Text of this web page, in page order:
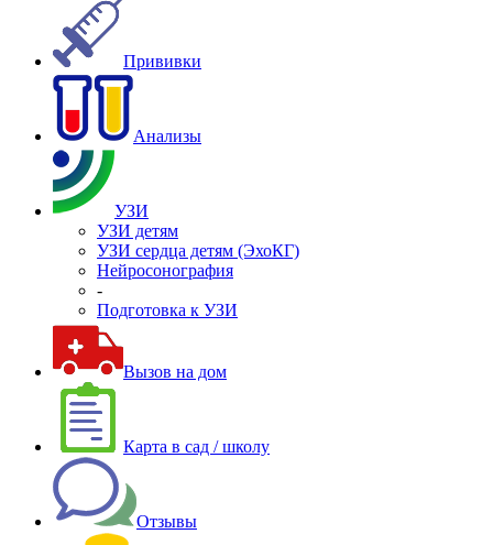
Прививки
Анализы
УЗИ
УЗИ детям
УЗИ сердца детям (ЭхоКГ)
Нейросонография
-
Подготовка к УЗИ
Вызов на дом
Карта в сад / школу
Отзывы